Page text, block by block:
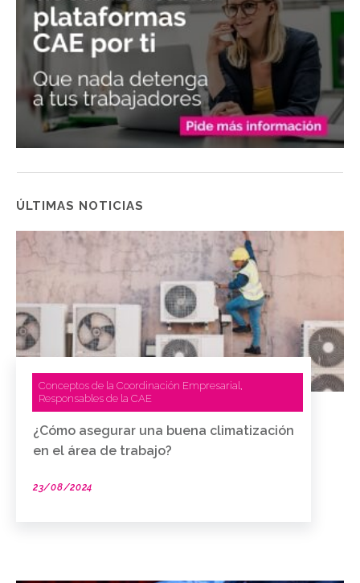
ÚLTIMAS NOTICIAS
Conceptos de la Coordinación Empresarial,
Responsables de la CAE
¿Cómo asegurar una buena climatización
en el área de trabajo?
23/08/2024